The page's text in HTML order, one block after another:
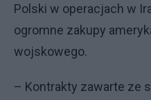
Polski w operacjach w
ogromne zakupy
wojskowego.
– Kontrakty zawarte ze